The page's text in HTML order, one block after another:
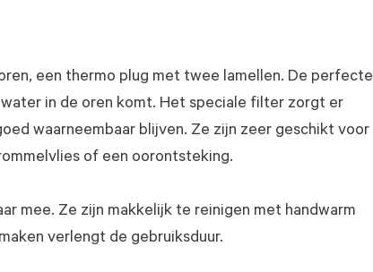
een thermo plug met twee lamellen. De perfecte
in de oren komt. Het speciale filter zorgt er
waarneembaar blijven. Ze zijn zeer geschikt voor
of een oorontsteking.
mee. Ze zijn makkelijk te reinigen met handwarm
verlengt de gebruiksduur.